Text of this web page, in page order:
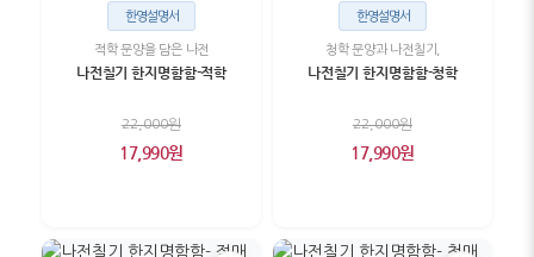
한영설명서
적학 문양을 담은 나전
나전칠기 한지명함함-적학
22,000원
17,990원
한영설명서
청학 문양과 나전칠기,
나전칠기 한지명함함-청학
22,000원
17,990원